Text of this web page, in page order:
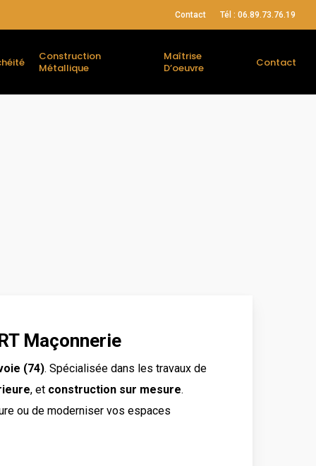
Contact Tél : 06.89.73.76.19
Construction
Métallique
Maîtrise
D’oeuvre
Contact
Maçonnerie
(74). Spécialisée dans les travaux de
, et construction sur mesure.
ou de moderniser vos espaces